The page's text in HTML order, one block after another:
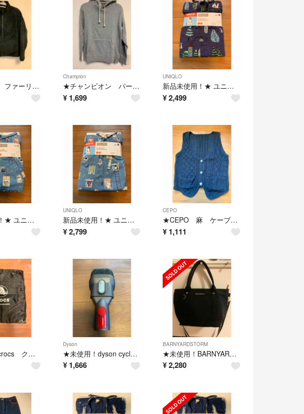
★ユニクロ ファーリー フリース フルジップ ボア ジャケット ブラック L★
Champion
★チャンピオン パーカー グレー L★
¥ 1,699
UNIQLO
新品未使用！★ ユニクロ レーヨン リラコ M ネイビー ムーミン★
¥2,499
新品未使用！★ ユニクロ レーヨン リラコ L ブルー ムーミン★
UNIQLO
新品未使用！★ ユニクロ レーヨン リラコ M ブルー ムーミン★
¥ 2,799
CEPO
★CEPO 麻 ケーブルニット ネイビー BMT-116★
¥ 1,111
★未使用！crocs クロックス ナップサック シューズ袋★
Dyson
★未使用！dyson cyclone v10 コンビネーションノズル 純正品★
¥ 1,666
BARNYARDSTORM
★未使用！BARNYARDSTORM 2wayトートバッグ ショルダーバッグ★
¥2,280